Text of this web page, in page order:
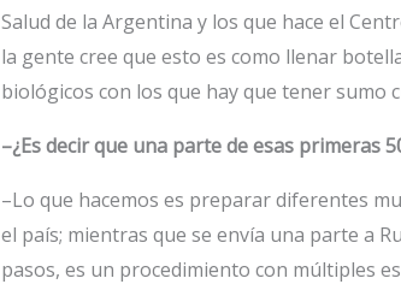
Salud de la Argentina y los que hace el
la gente cree que esto es como llenar
biológicos con los que hay que tener sumo
–¿Es decir que una parte de esas primeras
–Lo que hacemos es preparar diferentes
el país; mientras que se envía una parte a
pasos, es un procedimiento con múltiples